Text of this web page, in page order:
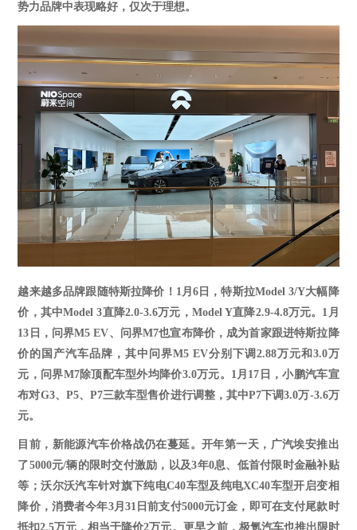
势力品牌中表现略好，仅次于理想。
越来越多品牌跟随特斯拉降价！ 1月6日，特斯拉Model 3/Y大幅降
价，其中Model 3直降2.0-3.6万元，Model Y直降2.9-4.8万元。1月
13日，问界M5 EV、问界M7也宣布降价，成为首家跟进特斯拉降
价的国产汽车品牌，其中问界M5 EV分别下调2.88万元和3.0万
元，问界M7除顶配车型外均降价3.0万元。 1月17日，小鹏汽车宣
布对G3、 P5、 P7三款车型售价进行调整，其中P7下调3.0万-3.6万
元。
目前，新能源汽车价格战仍在蔓延。开年第一天，广汽埃安推出
了5000元/辆的限时交付激励，以及3年0息、低首付限时金融补贴
等；沃尔沃汽车针对旗下纯电C40车型及纯电XC40车型开启变相
降价，消费者今年3月31日前支付5000元订金，即可在支付尾款时
抵扣2.5万元，相当于降价2万元。更早之前，极氪汽车也推出限时